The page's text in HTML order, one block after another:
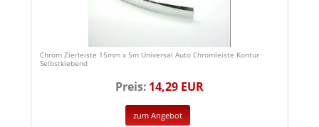
Chrom Zierleiste 15mm x 5m Universal Auto Chromleiste Kontur
Selbstklebend
Preis: 14,29 EUR
zum Angebot